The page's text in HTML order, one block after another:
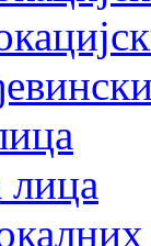
лица